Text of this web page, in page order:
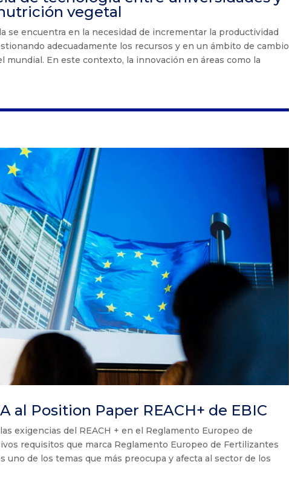
vegetal
se encuentra en la necesidad de incrementar la productividad
adecuadamente los recursos y en un ámbito de cambio
mundial. En este contexto, la innovación en áreas como la
al Position Paper REACH+ de EBIC
exigencias del REACH + en el Reglamento Europeo de
requisitos que marca Reglamento Europeo de Fertilizantes
uno de los temas que más preocupa y afecta al sector de los